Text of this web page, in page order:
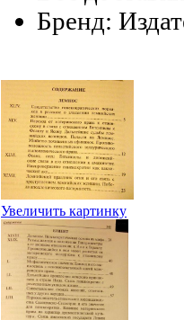
Бренд:
Увеличить картинку